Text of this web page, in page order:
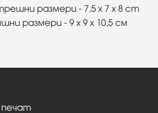
размери - 7,5 x 7 x 8 cm
размери - 9 х 9 х 10,5 см